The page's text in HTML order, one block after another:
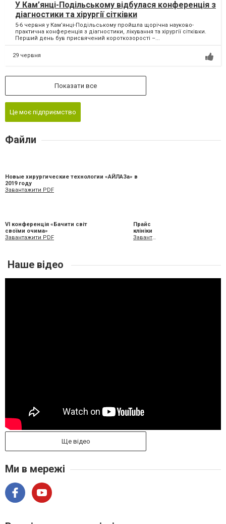
У Кам’янці-Подільському відбулася конференція з
діагностики та хірургії сітківки
5-6 червня у Кам’янці-Подільському пройшла щорічна науково-
практична конференція з діагностики, лікування та хірургії сітківки.
Перший день був присвячений короткозорості –...
29 червня
Показати все
Це моє підприємство
Файли
Новые хирургические технологии «АЙЛАЗа» в
2019 году
Завантажити PDF
VI конференція «Бачити світ
своїми очима»
Завантажити PDF
Прайс
клініки
Завантажити XLS
Наше відео
Ще відео
Ми в мережі